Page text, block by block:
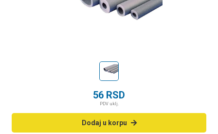
56 RSD
PDV uklj.
Dodaj u korpu